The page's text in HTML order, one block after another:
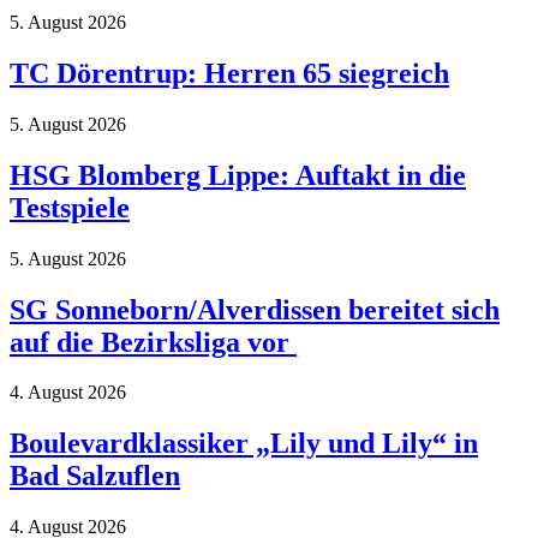
5. August 2026
TC Dörentrup: Herren 65 siegreich
5. August 2026
HSG Blomberg Lippe: Auftakt in die
Testspiele
5. August 2026
SG Sonneborn/Alverdissen bereitet sich
auf die Bezirksliga vor
4. August 2026
Boulevardklassiker „Lily und Lily“ in
Bad Salzuflen
4. August 2026